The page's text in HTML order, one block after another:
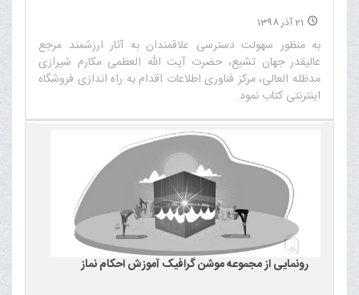
21 آذر 1398
به منظور سهولت دسترسی علاقمندان به آثار ارزشمند مرجع
عالیقدر جهان تشیع، حضرت آیت الله العظمی مکارم شیرازی
مدظله العالی، مرکز فناوری اطلاعات اقدام به راه اندازی فروشگاه
اینترنتی کتاب نمود.‌
رونمایی از مجموعه موشن گرافیک آموزش احکام نماز